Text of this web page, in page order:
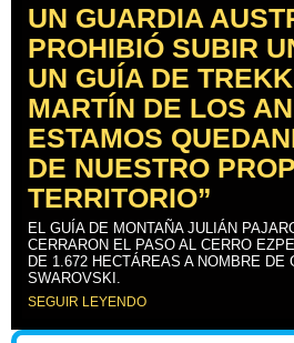
UN GUARDIA
PROHIBIÓ SUBIR
UN GUÍA DE
MARTÍN DE LOS
ESTAMOS
DE NUESTRO
TERRITORIO”
EL GUÍA DE MONTAÑA JULIÁN
CERRARON EL PASO AL CERRO
DE 1.672 HECTÁREAS A NOMBRE DE
SWAROVSKI.
SEGUIR LEYENDO